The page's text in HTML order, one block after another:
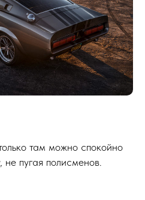
там можно спокойно
пугая полисменов.